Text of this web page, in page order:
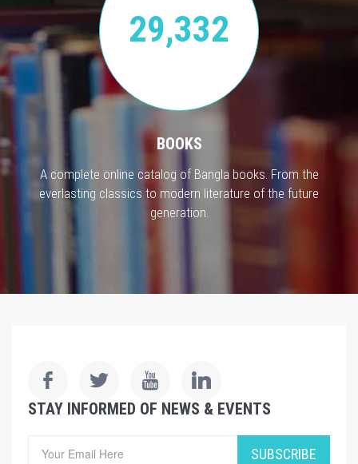
29,332
BOOKS
A complete online catalog of Bangla books. From the
everlasting classics to modern literature of the future
generation.
STAY INFORMED OF NEWS & EVENTS
SUBSCRIBE